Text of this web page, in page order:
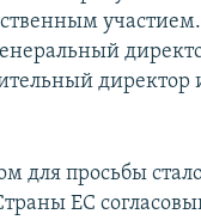
директор
для просьбы
ЕС